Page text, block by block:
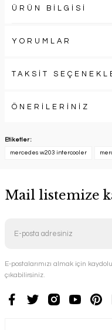
ÜRÜN BİLGİSİ
YORUMLAR
TAKSİT
ÖNERİLERİNİZ
Etiketler :
mercedes w203 intercooler
Mail listemize
E-postalarımızı almak için
çıkabilirsiniz.